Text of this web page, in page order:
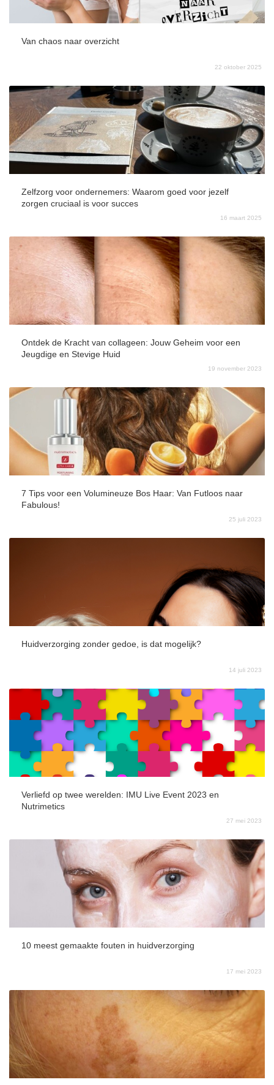
Van chaos naar overzicht
22 oktober 2025
Zelfzorg voor ondernemers: Waarom goed voor jezelf
zorgen cruciaal is voor succes
16 maart 2025
Ontdek de Kracht van collageen: Jouw Geheim voor een
Jeugdige en Stevige Huid
19 november 2023
7 Tips voor een Volumineuze Bos Haar: Van Futloos naar
Fabulous!
25 juli 2023
Huidverzorging zonder gedoe, is dat mogelijk?
14 juli 2023
Verliefd op twee werelden: IMU Live Event 2023 en
Nutrimetics
27 mei 2023
10 meest gemaakte fouten in huidverzorging
17 mei 2023